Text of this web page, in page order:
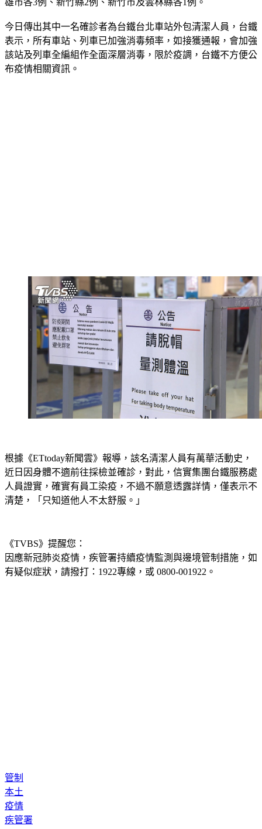
雄市各3例、新竹縣2例、新竹市及雲林縣各1例。
今日傳出其中一名確診者為台鐵台北車站外包清潔人員，台鐵
表示，所有車站、列車已加強消毒頻率，如接獲通報，會加強
該站及列車全編組作全面深層消毒，限於疫調，台鐵不方便公
布疫情相關資訊。
根據《ETtoday新聞雲》報導，該名清潔人員有萬華活動史，
近日因身體不適前往採檢並確診，對此，信實集團台鐵服務處
人員證實，確實有員工染疫，不過不願意透露詳情，僅表示不
清楚，「只知道他人不太舒服。」
《TVBS》提醒您：
因應新冠肺炎疫情，疾管署持續疫情監測與邊境管制措施， 如
有疑似症狀，請撥打：1922專線，或 0800-001922。
管制
本土
疫情
疾管署